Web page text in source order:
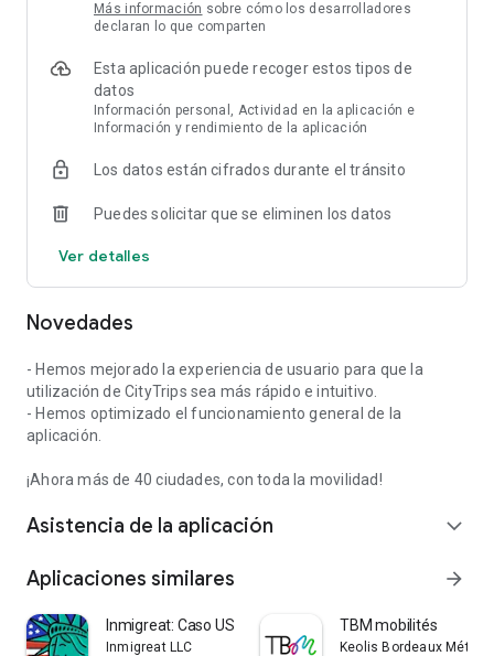
¿Dónde estamos y qué encontrarás en nuestra app?
Barcelona:
- Motosharing: Cooltra, Acciona, Yego, Tucycle
- Bicicleta compartida: Bicing, Cooltra, Ridemovi-e
- Taxi Ecològic, Cabify
- Todo el transporte público
Madrid:
- Motosharing: Acciona, Cooltra
- Taxi, Cabify, Uber
- Todo el transporte público
- Motosharing: Acciona, Cooltra
- Taxi, Cabify
- Todo el transporte público
- Transporte público
¡Y muchas más! CityTrips está presente en más de 40
quieres saber más, habla con nosotros en
hola@gocitytrips.com
Más información sobre cómo los desarrolladores
declaran lo que comparten
Esta aplicación puede recoger estos tipos de
datos
Información personal, Actividad en la aplicación e
Información y rendimiento de la aplicación
Los datos están cifrados durante el tránsito
Puedes solicitar que se eliminen los datos
Ver detalles
Novedades
- Hemos mejorado la experiencia de usuario para que la
utilización de CityTrips sea más rápido e intuitivo.
- Hemos optimizado el funcionamiento general de la
aplicación.
¡Ahora más de 40 ciudades, con toda la movilidad!
Asistencia de la aplicación expand_more
Aplicaciones similares arrow_forward
Inmigreat: Caso USCIS y Corte
Inmigreat LLC
TBM mobilités
Keolis Bordeaux